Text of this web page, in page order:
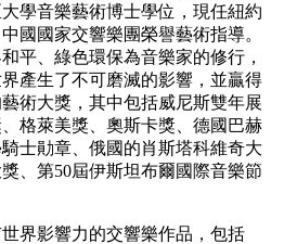
學音樂藝術博士學位，現任紐約
國國家交響樂團榮譽藝術指導。
平、綠色環保為音樂家的修行，
產生了不可磨滅的影響，並贏得
術大獎，其中包括威尼斯雙年展
格萊美獎、奧斯卡獎、德國巴赫
士勛章、俄國的肖斯塔科維奇大
、第50屆伊斯坦布爾國際音樂節
界影響力的交響樂作品，包括